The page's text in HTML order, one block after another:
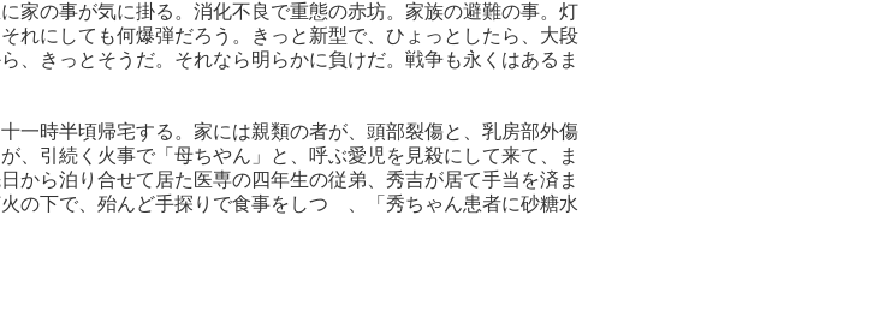
家の事が気に掛る。消化不良で重態の赤坊。家族の避難の事。灯
れにしても何爆弾だろう。きっと新型で、ひょっとしたら、大段
、きっとそうだ。それなら明らかに負けだ。戦争も永くはあるま
一時半頃帰宅する。家には親類の者が、頭部裂傷と、乳房部外傷
、引続く火事で「母ちやん」と、呼ぶ愛児を見殺にして来て、ま
から泊り合せて居た医専の四年生の従弟、秀吉が居て手当を済ま
の下で、殆んど手探りで食事をしつゝ、「秀ちゃん患者に砂糖水